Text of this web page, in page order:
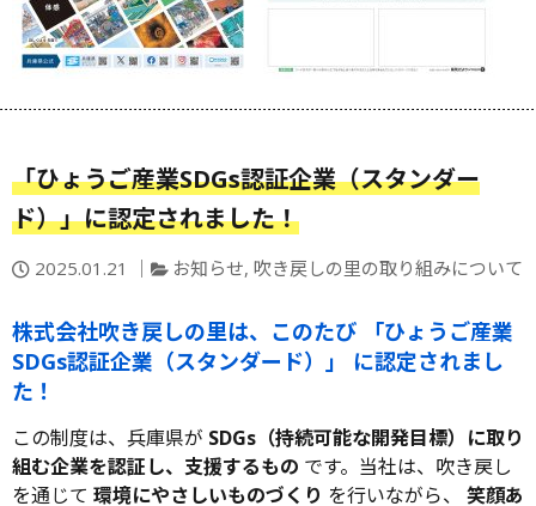
「ひょうご産業SDGs認証企業（スタンダー
ド）」に認定されました！
投
日：
2025.01.21
カ
リ
ー
お知らせ, 吹き戻しの里の取り組みについて
株式会社吹き戻しの里は、このたび
「ひょうご産業
SDGs認証企業（スタンダード）」
に認定されまし
た！
この制度は、兵庫県が SDGs（持続可能な開発目標）に取り
組む企業を認証し、支援するもの です。当社は、吹き戻し
を通じて 環境にやさしいものづくり を行いながら、 笑顔あ